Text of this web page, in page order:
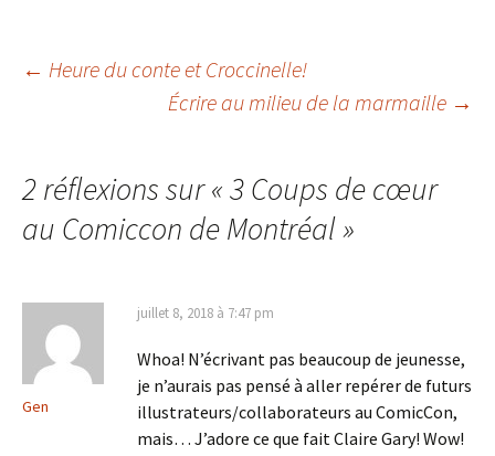
Navigation
des
articles
← Heure du conte et Croccinelle!
Écrire au milieu de la marmaille →
2 réflexions sur «3 Coups de cœur
au Comiccon de Montréal»
Gen
juillet 8, 2018 à 7:47 pm
Whoa! N’écrivant pas beaucoup de jeunesse,
je n’aurais pas pensé à aller repérer de futurs
illustrateurs/collaborateurs au ComicCon,
mais… J’adore ce que fait Claire Gary! Wow!